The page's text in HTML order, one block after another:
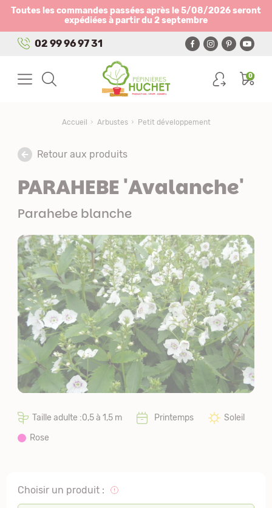
Toutes les commandes passées après le 5/08/2026 seront
expédiées à partir du 2 septembre
02 99 96 97 31
0
Accueil Arbustes Petit développement
Retour aux produits
PARAHEBE 'Avalanche'
Parahebe blanche
Taille adulte :0,5 à 1,5 m Printemps
Soleil
Rose
Choisir un produit :
Panneau de gestion des cookies